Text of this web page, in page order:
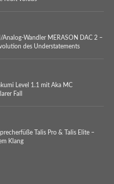
Analog-Wandler MERASON DAC 2 –
des Understatements
Level 1.1 mit Aka MC
Fall
Talis Pro & Talis Elite –
Klang